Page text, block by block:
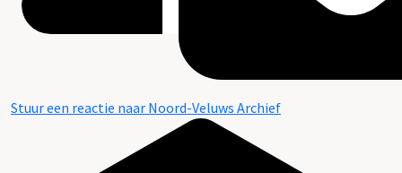
Stuur een reactie naar Noord-Veluws Archief